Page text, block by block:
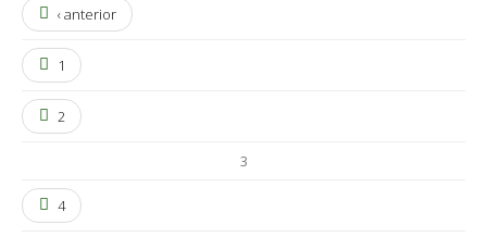
‹ anterior
1
2
3
4